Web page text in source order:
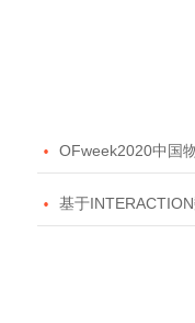
 OFweek2020中国
 基于INTERACTION数据